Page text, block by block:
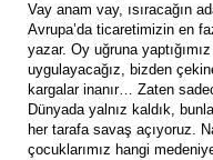
Vay anam vay, ısıracağın
Avrupa’da ticaretimizin en
yazar. Oy uğruna
uygulayacağız, bizden
kargalar inanır… Zaten
Dünyada yalnız kaldık,
her tarafa savaş açıyoruz.
çocuklarımız hangi